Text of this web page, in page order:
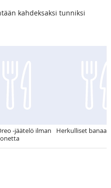
kahdeksaksi tunniksi
-jäätelö ilman
Herkulliset